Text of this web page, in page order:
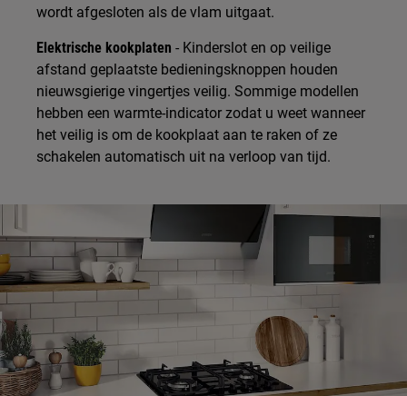
wordt afgesloten als de vlam uitgaat.
Elektrische kookplaten - Kinderslot en op veilige
afstand geplaatste bedieningsknoppen houden
nieuwsgierige vingertjes veilig. Sommige modellen
hebben een warmte-indicator zodat u weet wanneer
het veilig is om de kookplaat aan te raken of ze
schakelen automatisch uit na verloop van tijd.